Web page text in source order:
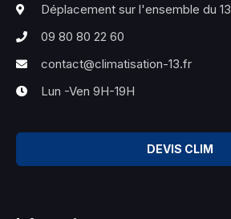
Déplacement sur l'ensemble du 13
09 80 80 22 60
contact@climatisation-13.fr
Lun -Ven 9H-19H
DEVIS CLIM